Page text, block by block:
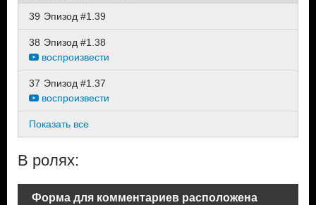
39 Эпизод #1.39
38 Эпизод #1.38
воспроизвести
37 Эпизод #1.37
воспроизвести
Показать все
В ролях:
Форма для комментариев расположена